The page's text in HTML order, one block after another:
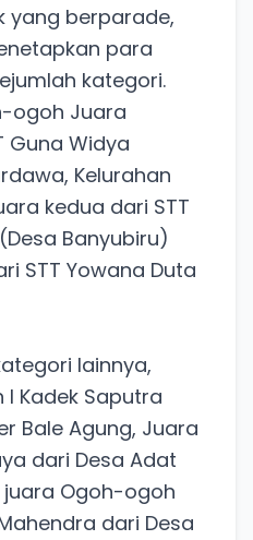
yang berparade,
para
kategori.
ogoh Juara
Guna Widya
Kelurahan
kedua dari STT
Banyubiru)
STT Yowana Duta
lainnya,
Kadek Saputra
Bale Agung, Juara
dari Desa Adat
juara Ogoh-ogoh
dari Desa